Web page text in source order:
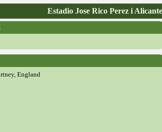
Estadio Jose Rico Perez i Alicante
England